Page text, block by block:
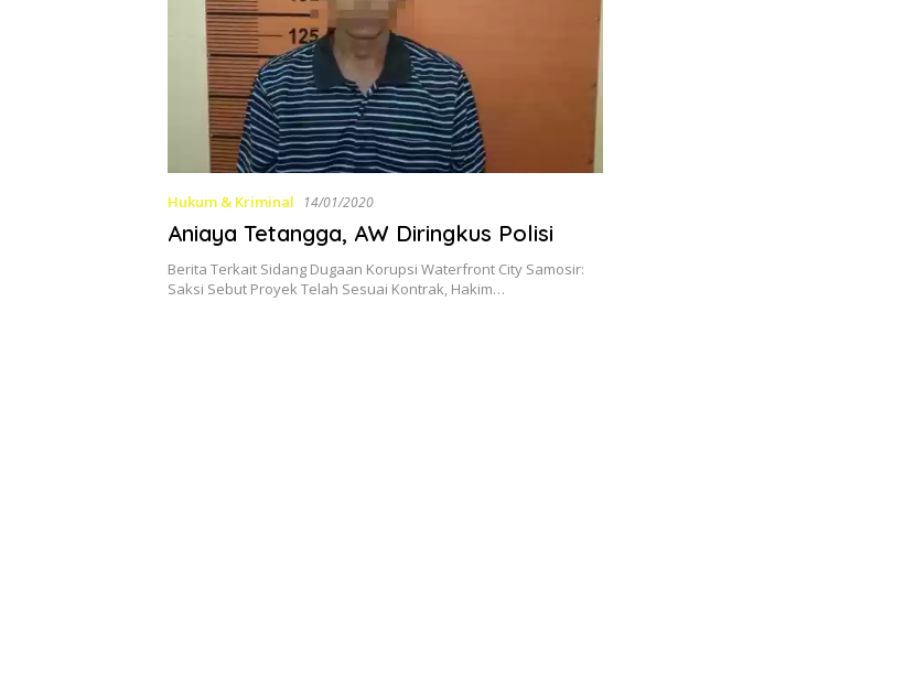
Hukum & Kriminal 14/01/2020
Aniaya Tetangga, AW Diringkus Polisi
Berita Terkait Sidang Dugaan Korupsi Waterfront City Samosir:
Saksi Sebut Proyek Telah Sesuai Kontrak, Hakim…